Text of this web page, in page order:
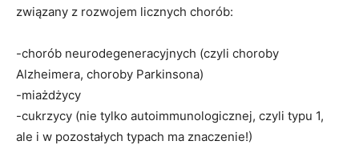
związany z rozwojem licznych chorób:
-chorób neurodegeneracyjnych (czyli choroby
Alzheimera, choroby Parkinsona)
-miażdżycy
-cukrzycy (nie tylko autoimmunologicznej, czyli typu 1,
ale i w pozostałych typach ma znaczenie!)